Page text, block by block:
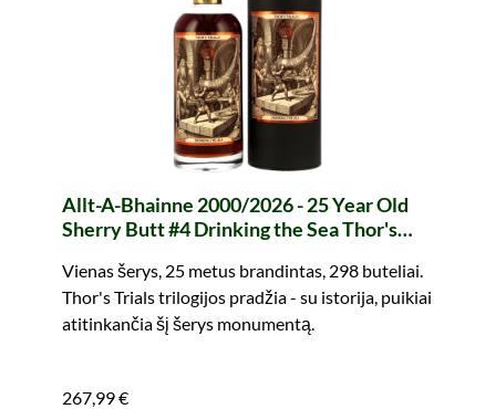
Allt-A-Bhainne 2000/2026 - 25 Year Old
Sherry Butt #4 Drinking the Sea Thor's
Vienas šerys, 25 metus brandintas, 298 buteliai.
Thor's Trials trilogijos pradžia - su istorija, puikiai
atitinkančia šį šerys monumentą.
267,99 €